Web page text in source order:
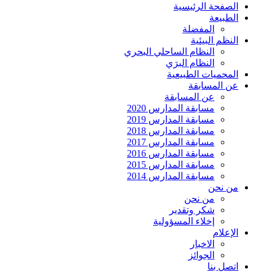
الصفحة الرئيسية
الطبيعة
المفضلة
النظم البيئية
النظام الساحلي البحري
النظام البرَي
المحميات الطبيعية
عن المسابقة
عن المسابقة
مسابقة المدارس 2020
مسابقة المدارس 2019
مسابقة المدارس 2018
مسابقة المدارس 2017
مسابقة المدارس 2016
مسابقة المدارس 2015
مسابقة المدارس 2014
من نحن
من نحن
شكر وتقدير
إخلاء المسؤولية
الإعلام
الاخبار
الجوائز
اتصل بنا